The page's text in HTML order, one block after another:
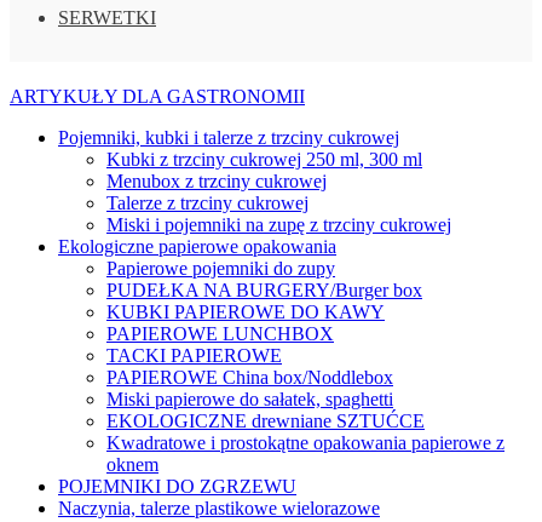
SERWETKI
ARTYKUŁY DLA GASTRONOMII
Pojemniki, kubki i talerze z trzciny cukrowej
Kubki z trzciny cukrowej 250 ml, 300 ml
Menubox z trzciny cukrowej
Talerze z trzciny cukrowej
Miski i pojemniki na zupę z trzciny cukrowej
Ekologiczne papierowe opakowania
Papierowe pojemniki do zupy
PUDEŁKA NA BURGERY/Burger box
KUBKI PAPIEROWE DO KAWY
PAPIEROWE LUNCHBOX
TACKI PAPIEROWE
PAPIEROWE China box/Noddlebox
Miski papierowe do sałatek, spaghetti
EKOLOGICZNE drewniane SZTUĆCE
Kwadratowe i prostokątne opakowania papierowe z
oknem
POJEMNIKI DO ZGRZEWU
Naczynia, talerze plastikowe wielorazowe